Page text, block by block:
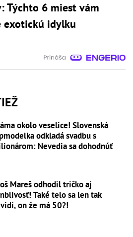
Týchto 6 miest vám
exotickú idylku
okolo veselice! Slovenská
odkladá svadbu s
Nevedia sa dohodnúť
Mareš odhodil tričko aj
Také telo sa len tak
on že má 50?!